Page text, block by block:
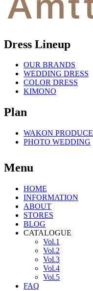
Dress Lineup
OUR BRANDS
WEDDING DRESS
COLOR DRESS
KIMONO
Plan
WAKON PRODUCE
PHOTO WEDDING
Menu
HOME
INFORMATION
ABOUT
STORES
BLOG
CATALOGUE
Vol.1
Vol.2
Vol.3
Vol.4
Vol.5
FAQ